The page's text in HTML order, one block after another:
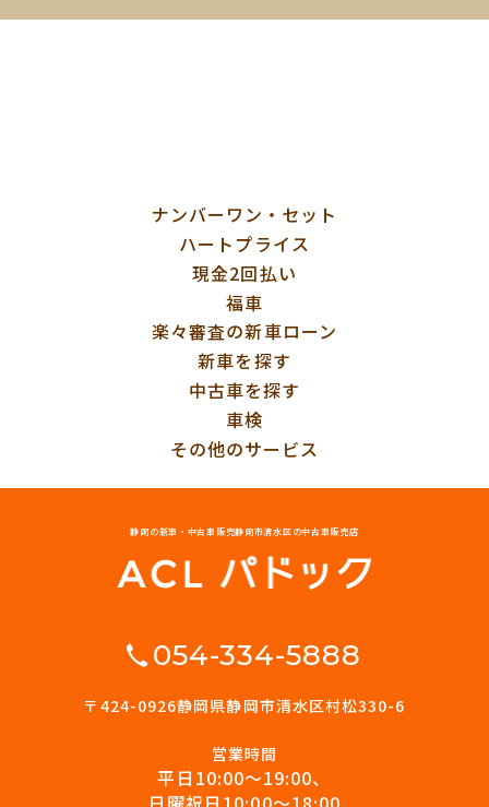
ナンバーワン・セット
ハートプライス
現金2回払い
福車
楽々審査の新車ローン
新車を探す
中古車を探す
車検
その他のサービス
静岡の新車・中古車販売静岡市清水区の中古車販売店
054-334-5888
〒424-0926静岡県静岡市清水区村松330-6
営業時間
平日10:00〜19:00、